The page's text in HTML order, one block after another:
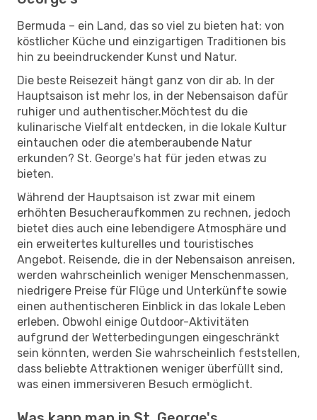
Bermuda – ein Land, das so viel zu bieten hat: von
köstlicher Küche und einzigartigen Traditionen bis
hin zu beeindruckender Kunst und Natur.
Die beste Reisezeit hängt ganz von dir ab. In der
Hauptsaison ist mehr los, in der Nebensaison dafür
ruhiger und authentischer.Möchtest du die
kulinarische Vielfalt entdecken, in die lokale Kultur
eintauchen oder die atemberaubende Natur
erkunden? St. George's hat für jeden etwas zu
bieten.
Während der Hauptsaison ist zwar mit einem
erhöhten Besucheraufkommen zu rechnen, jedoch
bietet dies auch eine lebendigere Atmosphäre und
ein erweitertes kulturelles und touristisches
Angebot. Reisende, die in der Nebensaison anreisen,
werden wahrscheinlich weniger Menschenmassen,
niedrigere Preise für Flüge und Unterkünfte sowie
einen authentischeren Einblick in das lokale Leben
erleben. Obwohl einige Outdoor-Aktivitäten
aufgrund der Wetterbedingungen eingeschränkt
sein könnten, werden Sie wahrscheinlich feststellen,
dass beliebte Attraktionen weniger überfüllt sind,
was einen immersiveren Besuch ermöglicht.